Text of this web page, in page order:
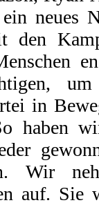
neues
den
in
haben
Wir
auf. Sie